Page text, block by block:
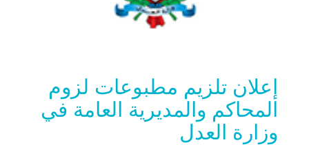
إعلان تلزيم مطبوعات لزوم
المحاكم والمديرية العامة في
وزارة العدل